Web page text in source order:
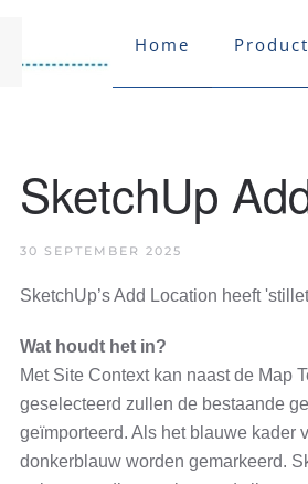
Home
SketchUp
30 SEPTEMBER 2025
SketchUp’s Add Location heeft
Wat houdt het in?
Met Site Context kan naast de Map
geselecteerd zullen de bestaande
geïmporteerd. Als het blauwe kader
donkerblauw worden gemarkeerd.